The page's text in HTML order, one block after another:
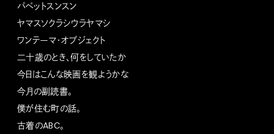
パペットスンスン
ヤマスソクラシウラヤマシ
ワンテーマ・オブジェクト
二十歳のとき、何をしていたか
今日はこんな映画を観ようかな
今月の副読書。
僕が住む町の話。
古着のABC。